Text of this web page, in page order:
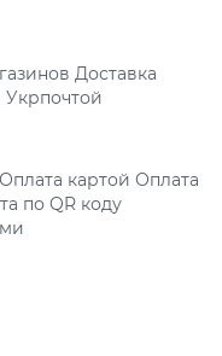
Доставка
картой Оплата
по QR коду